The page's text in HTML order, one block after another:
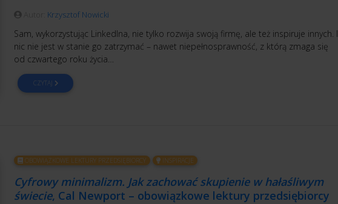
Krzysztof Nowicki
Sam, wykorzystując LinkedIna, nie tylko rozwija swoją firmę, ale też inspiruje innych. I
nic nie jest w stanie go zatrzymać – nawet niepełnosprawność, z którą zmaga się
od czwartego roku życia…
CZYTAJ
OBOWIĄZKOWE LEKTURY PRZEDSIĘBIORCY INSPIRACJE
Cyfrowy minimalizm. Jak zachować skupienie w hałaśliwym
świecie, Cal Newport – obowiązkowe lektury przedsiębiorcy